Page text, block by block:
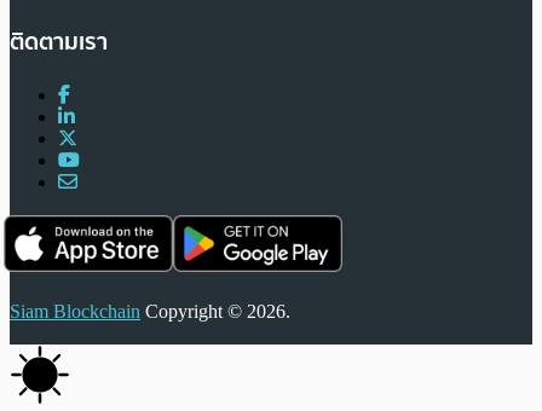
ติดตามเรา
Siam Blockchain Copyright © 2026.